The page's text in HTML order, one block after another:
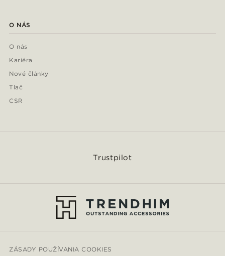
O NÁS
O nás
Kariéra
Nové články
Tlač
CSR
Trustpilot
ZÁSADY POUŽÍVANIA COOKIES